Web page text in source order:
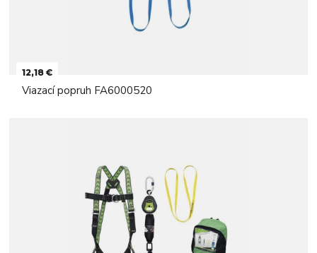
12,18 €
Viazací popruh FA6000520